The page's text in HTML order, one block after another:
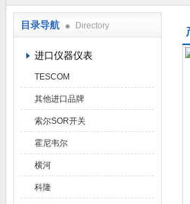
目录导航 Directory
进口仪器仪表
TESCOM
其他进口品牌
索尔SOR开关
霍尼韦尔
横河
科隆